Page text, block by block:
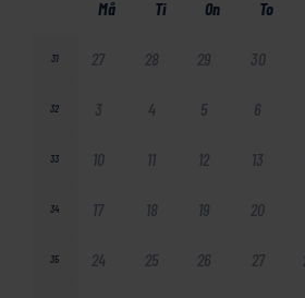
Må Ti On To
31 27 28 29 30
32 3 4 5 6
33 10 11 12 13
34 17 18 19 20
35 24 25 26 27